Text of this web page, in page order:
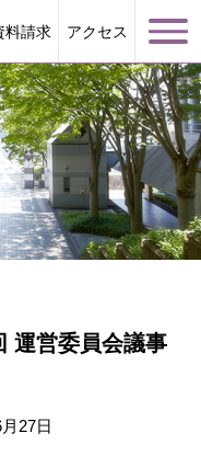
料請求 アクセス
運営委員会議事
27日